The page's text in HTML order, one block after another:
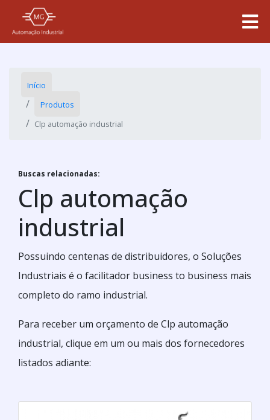
Início
Produtos
Clp automação industrial
Buscas relacionadas:
Clp automação
industrial
Possuindo centenas de distribuidores, o Soluções
Industriais é o facilitador business to business mais
completo do ramo industrial.
Para receber um orçamento de Clp automação
industrial, clique em um ou mais dos fornecedores
listados adiante: